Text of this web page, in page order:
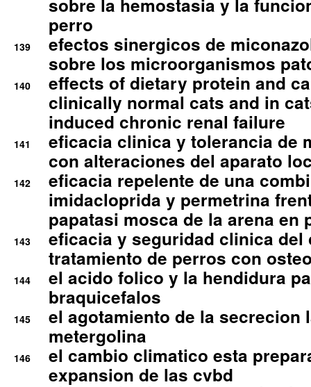
sobre la hemostasia y la
perro
139
efectos sinergicos de
sobre los microorganismos
140
effects of dietary protein and
clinically normal cats and in
induced chronic renal failure
141
eficacia clinica y tolerancia de
con alteraciones del aparato
142
eficacia repelente de una
imidacloprida y permetrina
papatasi mosca de la arena en
143
eficacia y seguridad clinica del
tratamiento de perros con
144
el acido folico y la hendidura
braquicefalos
145
el agotamiento de la secrecion
metergolina
146
el cambio climatico esta
expansion de las cvbd